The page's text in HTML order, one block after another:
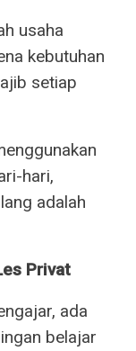
usaha
kebutuhan
setiap
hari,
adalah
Privat
ada
belajar